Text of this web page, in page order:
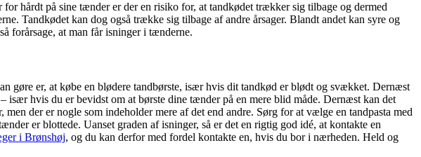
hårdt på sine tænder er der en risiko for, at tandkødet trækker sig tilbage og dermed
Tandkødet kan dog også trække sig tilbage af andre årsager. Blandt andet kan syre og
forårsage, at man får isninger i tænderne.
gøre er, at købe en blødere tandbørste, især hvis dit tandkød er blødt og svækket. Dernæst
især hvis du er bevidst om at børste dine tænder på en mere blid måde. Dernæst kan det
der er nogle som indeholder mere af det end andre. Sørg for at vælge en tandpasta med
er blottede. Uanset graden af isninger, så er det en rigtig god idé, at kontakte en
i Brønshøj, og du kan derfor med fordel kontakte en, hvis du bor i nærheden. Held og